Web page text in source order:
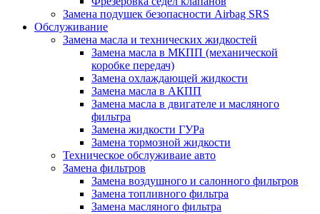
Замена подушек безопасности Airbag SRS
Обслуживание
Замена масла и технических жидкостей
Замена масла в МКПП (механической
коробке передач)
Замена охлаждающей жидкости
Замена масла в АКПП
Замена масла в двигателе и масляного
фильтра
Замена жидкости ГУРа
Замена тормозной жидкости
Техническое обслуживаие авто
Замена фильтров
Замена воздушного и салонного фильтров
Замена топливного фильтра
Замена масляного фильтра